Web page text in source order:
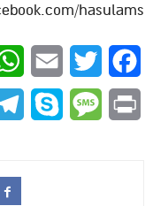
hasulams
Facebook
Twitter
Print
Message